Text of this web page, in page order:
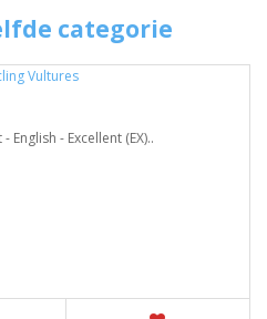
categorie
- Excellent (EX)..